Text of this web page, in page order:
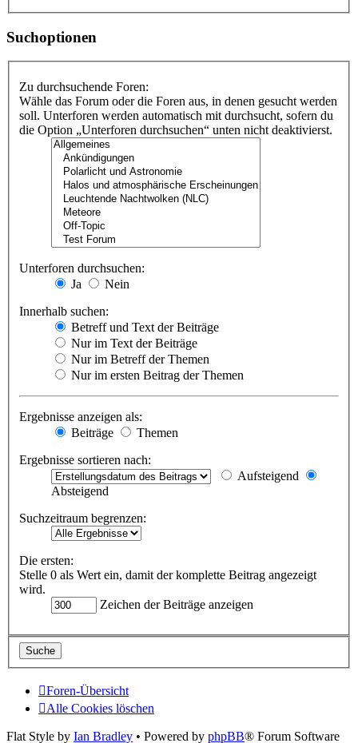
Suchoptionen
Zu durchsuchende Foren:
Wähle das Forum oder die Foren aus, in denen gesucht werden
soll. Unterforen werden automatisch mit durchsucht, sofern du
die Option „Unterforen durchsuchen“ unten nicht deaktivierst.
Unterforen durchsuchen:
Ja
Nein
Innerhalb suchen:
Betreff und Text der Beiträge
Nur im Text der Beiträge
Nur im Betreff der Themen
Nur im ersten Beitrag der Themen
Ergebnisse anzeigen als:
Beiträge
Themen
Ergebnisse sortieren nach:
Aufsteigend
Absteigend
Suchzeitraum begrenzen:
Die ersten:
Stelle 0 als Wert ein, damit der komplette Beitrag angezeigt
wird.
Zeichen der Beiträge anzeigen
Foren-Übersicht
Alle Cookies löschen
Flat Style by Ian Bradley • Powered by phpBB® Forum Software